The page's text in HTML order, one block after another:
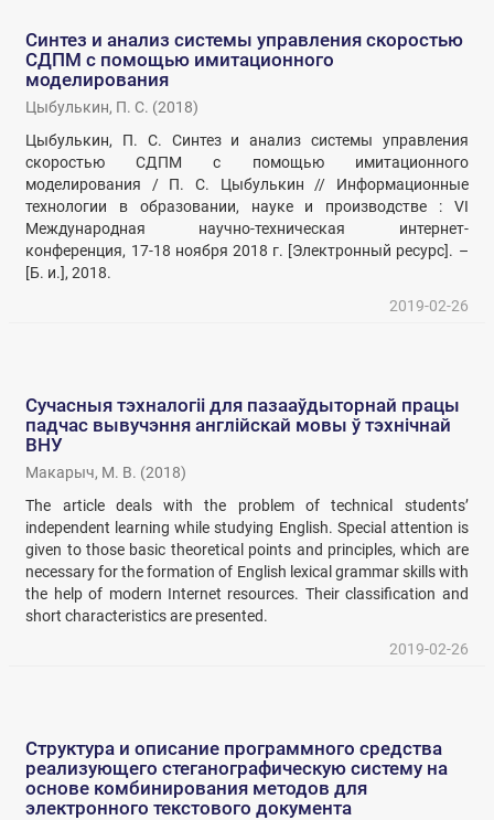
Синтез и анализ системы управления скоростью
СДПМ с помощью имитационного
моделирования
Цыбулькин, П. С. (2018)
Цыбулькин, П. С. Синтез и анализ системы управления
скоростью СДПМ с помощью имитационного
моделирования / П. С. Цыбулькин // Информационные
технологии в образовании, науке и производстве : VI
Международная научно-техническая интернет-
конференция, 17-18 ноября 2018 г. [Электронный ресурс]. –
[Б. и.], 2018.
2019-02-26
Сучасныя тэхналогіі для пазааўдыторнай працы
падчас вывучэння англійскай мовы ў тэхнічнай
ВНУ
Макарыч, М. В. (2018)
The article deals with the problem of technical students’
independent learning while studying English. Special attention is
given to those basic theoretical points and principles, which are
necessary for the formation of English lexical grammar skills with
the help of modern Internet resources. Their classification and
short characteristics are presented.
2019-02-26
Структура и описание программного средства
реализующего стеганографическую систему на
основе комбинирования методов для
электронного текстового документа